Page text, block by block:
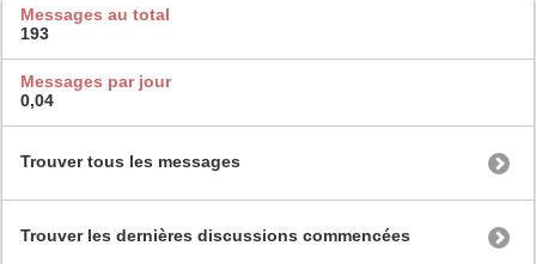
Messages au total
193
Messages par jour
0,04
Trouver tous les messages
Trouver les dernières discussions commencées